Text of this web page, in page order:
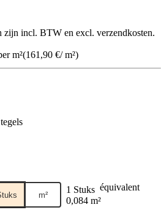
incl. BTW en excl. verzendkosten.
m²(161,90 €/ m²)
m² 1 Stuks équivalent
0,084 m²